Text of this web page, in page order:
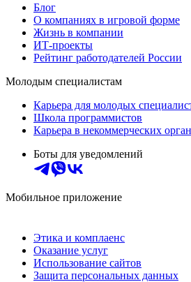
Блог
О компаниях в игровой форме
Жизнь в компании
ИТ-проекты
Рейтинг работодателей России
Молодым специалистам
Карьера для молодых
Школа программистов
Карьера в некоммерческих
Боты для уведомлений
Мобильное приложение
Этика и комплаенс
Оказание услуг
Использование сайтов
Защита персональных данных